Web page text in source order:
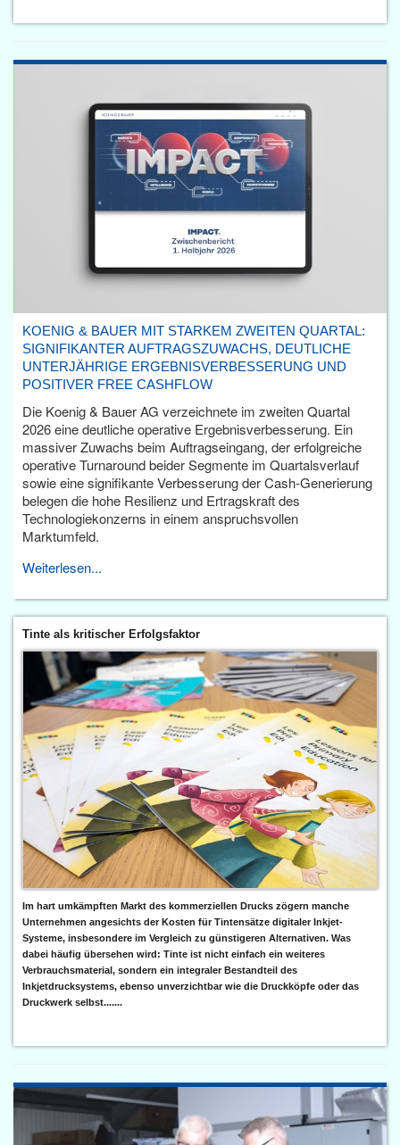
KOENIG & BAUER MIT STARKEM ZWEITEN QUARTAL:
SIGNIFIKANTER AUFTRAGSZUWACHS, DEUTLICHE
UNTERJÄHRIGE ERGEBNISVERBESSERUNG UND
POSITIVER FREE CASHFLOW
Die Koenig & Bauer AG verzeichnete im zweiten Quartal
2026 eine deutliche operative Ergebnisverbesserung. Ein
massiver Zuwachs beim Auftragseingang, der erfolgreiche
operative Turnaround beider Segmente im Quartalsverlauf
sowie eine signifikante Verbesserung der Cash-Generierung
belegen die hohe Resilienz und Ertragskraft des
Technologiekonzerns in einem anspruchsvollen
Marktumfeld.
Weiterlesen...
Tinte als kritischer Erfolgsfaktor
Im hart umkämpften Markt des kommerziellen Drucks zögern manche
Unternehmen angesichts der Kosten für Tintensätze digitaler Inkjet-
Systeme, insbesondere im Vergleich zu günstigeren Alternativen. Was
dabei häufig übersehen wird: Tinte ist nicht einfach ein weiteres
Verbrauchsmaterial, sondern ein integraler Bestandteil des
Inkjetdrucksystems, ebenso unverzichtbar wie die Druckköpfe oder das
Druckwerk selbst.......